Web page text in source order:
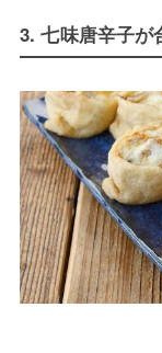
3. 七味唐辛子が